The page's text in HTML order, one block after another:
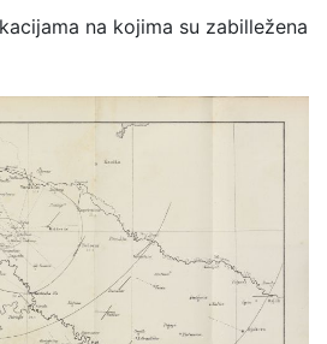
na kojima su zabilležena